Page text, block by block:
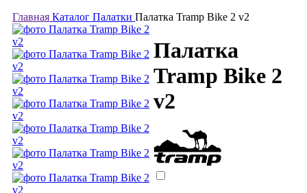
Главная Каталог Палатки Палатка Tramp Bike 2 v2
Палатка
Tramp Bike 2
v2